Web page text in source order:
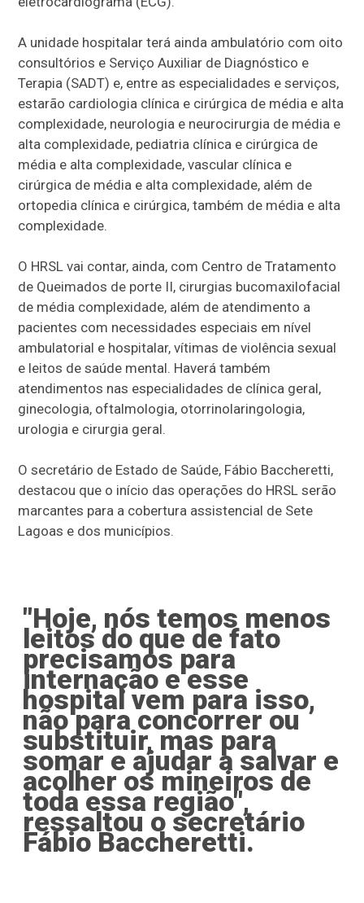
A unidade hospitalar terá ainda ambulatório com oito
consultórios e Serviço Auxiliar de Diagnóstico e
Terapia (SADT) e, entre as especialidades e serviços,
estarão cardiologia clínica e cirúrgica de média e alta
complexidade, neurologia e neurocirurgia de média e
alta complexidade, pediatria clínica e cirúrgica de
média e alta complexidade, vascular clínica e
cirúrgica de média e alta complexidade, além de
ortopedia clínica e cirúrgica, também de média e alta
complexidade.
O HRSL vai contar, ainda, com Centro de Tratamento
de Queimados de porte II, cirurgias bucomaxilofacial
de média complexidade, além de atendimento a
pacientes com necessidades especiais em nível
ambulatorial e hospitalar, vítimas de violência sexual
e leitos de saúde mental. Haverá também
atendimentos nas especialidades de clínica geral,
ginecologia, oftalmologia, otorrinolaringologia,
urologia e cirurgia geral.
O secretário de Estado de Saúde, Fábio Baccheretti,
destacou que o início das operações do HRSL serão
marcantes para a cobertura assistencial de Sete
Lagoas e dos municípios.
"Hoje, nós temos menos
leitos do que de fato
precisamos para
internação e esse
hospital vem para isso,
não para concorrer ou
substituir, mas para
somar e ajudar a salvar e
acolher os mineiros de
toda essa região",
ressaltou o secretário
Fábio Baccheretti.